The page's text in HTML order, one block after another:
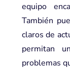
equipo
También
claros de
permitan
problemas